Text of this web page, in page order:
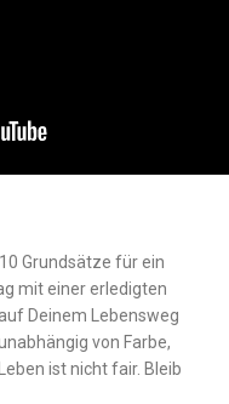
Grundsätze für ein
mit einer erledigten
Deinem Lebensweg
von Farbe,
ist nicht fair. Bleib